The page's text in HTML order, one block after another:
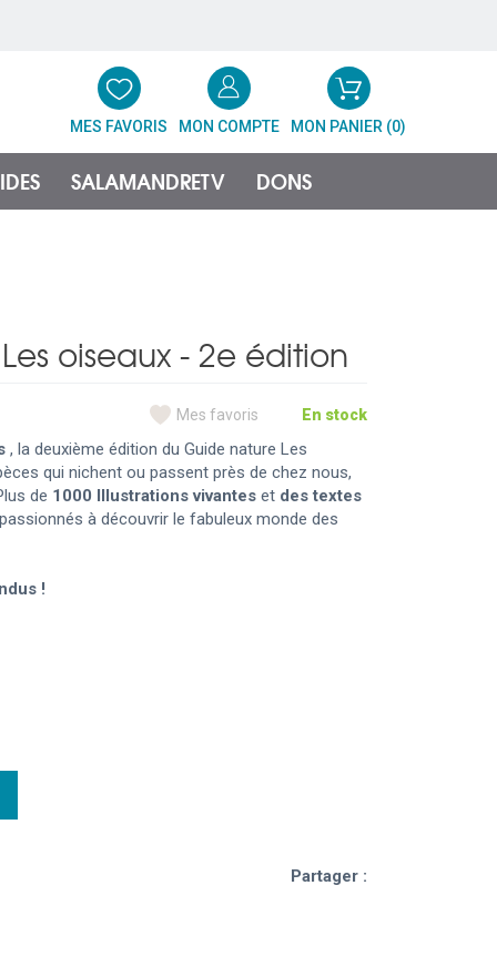
MES FAVORIS MON COMPTE MON PANIER (0)
SALAMANDRETV DONS
oiseaux - 2e édition
Mes favoris En stock
, la deuxième édition du Guide nature Les
qui nichent ou passent près de chez nous,
de 1000 Illustrations vivantes et des textes
à découvrir le fabuleux monde des
!
Partager :